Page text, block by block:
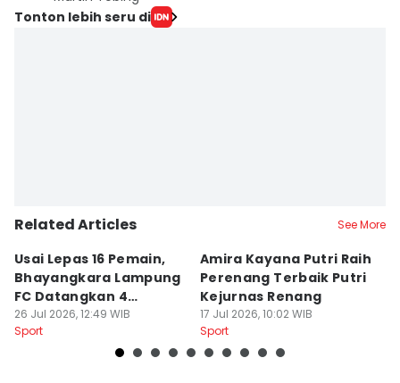
Tonton lebih seru di
Related Articles See More
Usai Lepas 16 Pemain,
Bhayangkara Lampung
FC Datangkan 4
Rekrutan
26 Jul 2026, 12:49 WIB
Sport
Amira Kayana Putri Raih
Perenang Terbaik Putri
Kejurnas Renang
17 Jul 2026, 10:02 WIB
Sport